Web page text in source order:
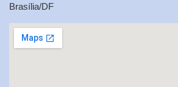
Brasília/DF